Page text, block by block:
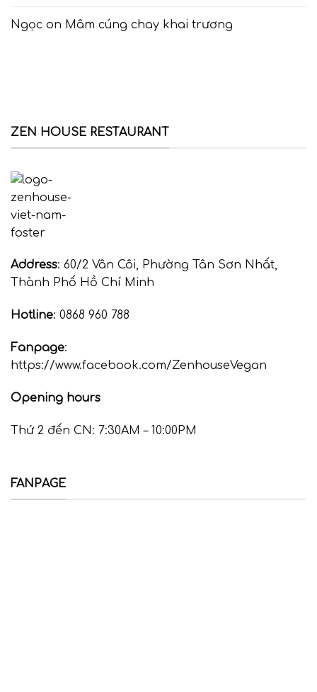
Ngọc on Mâm cúng chay khai trương
ZEN HOUSE RESTAURANT
Address: 60/2 Vân Côi, Phường Tân Sơn Nhất,
Thành Phố Hồ Chí Minh
Hotline: 0868 960 788
Fanpage:
https://www.facebook.com/ZenhouseVegan
Opening hours
Thứ 2 đến CN: 7:30AM – 10:00PM
FANPAGE